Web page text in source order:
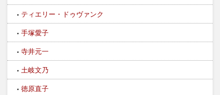
ティエリー・ドゥヴァンク
手塚愛子
寺井元一
土岐文乃
徳原直子